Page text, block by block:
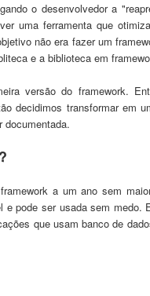
o desenvolvedor a
uma ferramenta que o
o não era fazer um
e a biblioteca em
versão do framework.
decidimos transformar em
documentada.
ework a um ano sem
e pode ser usada sem medo.
que usam banco de